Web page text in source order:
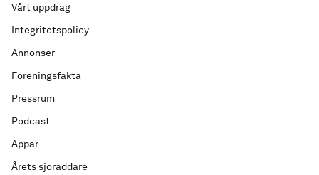
Vårt uppdrag
Integritetspolicy
Annonser
Föreningsfakta
Pressrum
Podcast
Appar
Årets sjöräddare